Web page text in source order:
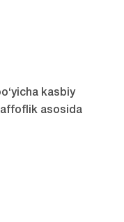
kasbiy
asosida